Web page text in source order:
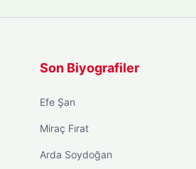
Son Biyografiler
Efe Şan
Miraç Fırat
Arda Soydoğan